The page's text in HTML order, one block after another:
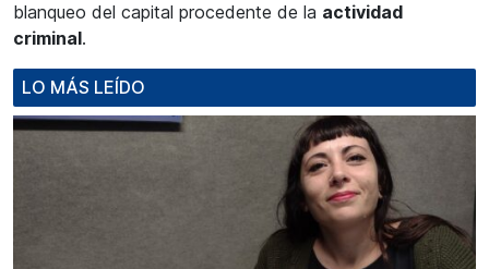
blanqueo del capital procedente de la actividad
criminal.
LO MÁS LEÍDO